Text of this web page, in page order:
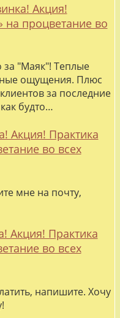
Акция!
на процветание во
за "Маяк"! Теплые
ощущения. Плюс
за последние
будто…
Акция! Практика
во всех
мне на почту,
Акция! Практика
во всех
напишите. Хочу